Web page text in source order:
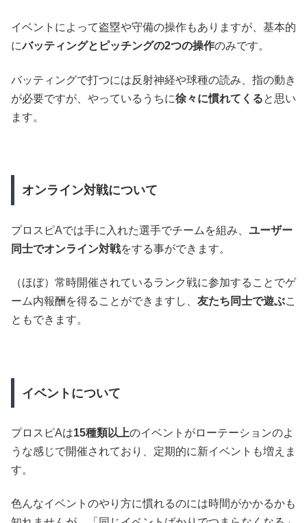
イベントによって盗塁や守備の操作もありますが、基本的
にバッティングとピッチングの2つの操作のみです。
バッティングで打つには反射神経や球種の読み、指の動き
が必要ですが、やっているうちに徐々に慣れてくると思い
ます。
オンライン対戦について
プロスピAでは手に入れた選手でチームを組み、 ユーザー
同士でオンライン対戦をする事ができます。
（ほぼ）常時開催されているランク戦に参加することでゲ
ーム内報酬を得ることができますし、 友たち同士で遊ぶこ
ともできます。
イベントについて
プロスピAは15種類以上のイベントがローテーションのよ
うな感じで開催されており、定期的に新イベントも増えま
す。
色んなイベントのやり方に慣れるのには時間がかかるかも